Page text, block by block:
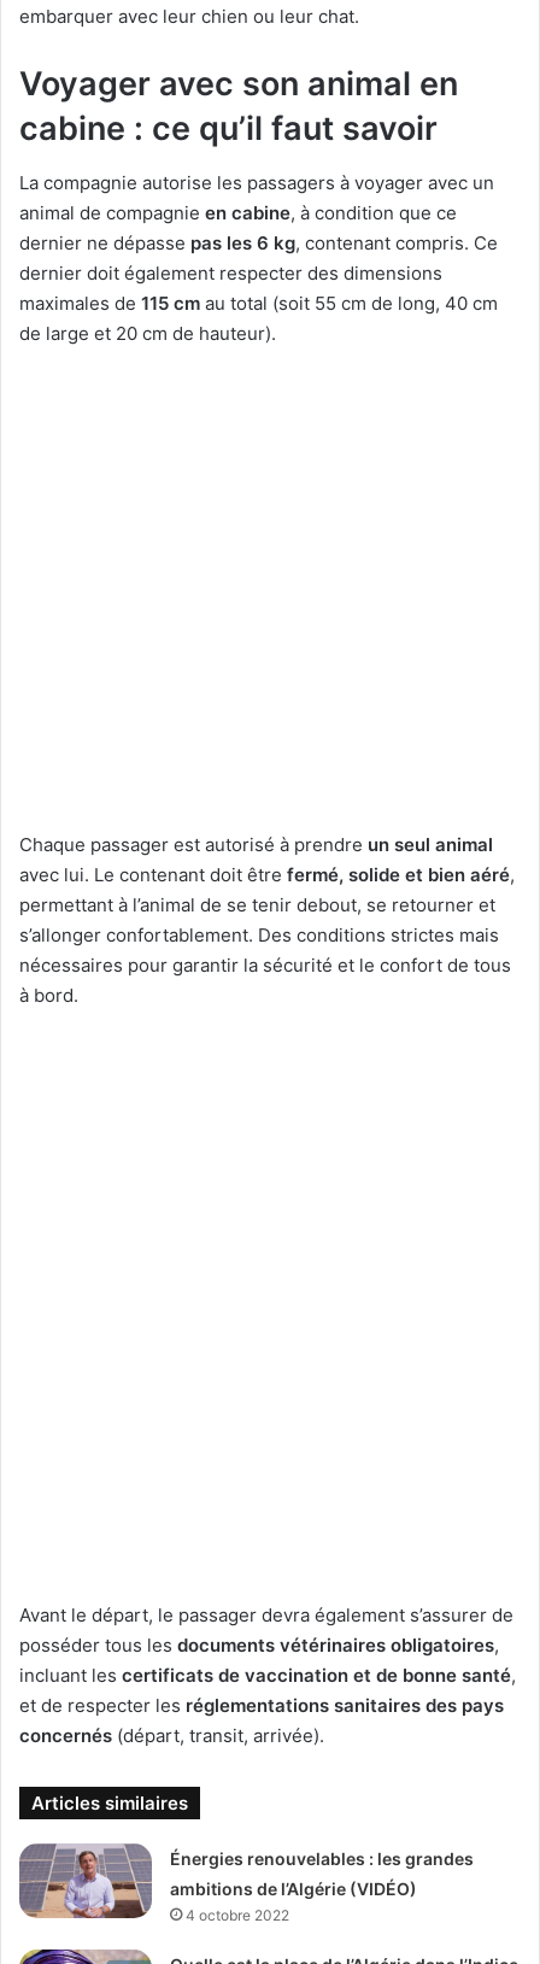
embarquer avec leur chien ou leur chat.
Voyager avec son animal en
cabine : ce qu’il faut savoir
La compagnie autorise les passagers à voyager avec un
animal de compagnie en cabine, à condition que ce
dernier ne dépasse pas les 6 kg, contenant compris. Ce
dernier doit également respecter des dimensions
maximales de 115 cm au total (soit 55 cm de long, 40 cm
de large et 20 cm de hauteur).
Chaque passager est autorisé à prendre un seul animal
avec lui. Le contenant doit être fermé, solide et bien aéré,
permettant à l’animal de se tenir debout, se retourner et
s’allonger confortablement. Des conditions strictes mais
nécessaires pour garantir la sécurité et le confort de tous
à bord.
Avant le départ, le passager devra également s’assurer de
posséder tous les documents vétérinaires obligatoires,
incluant les certificats de vaccination et de bonne santé,
et de respecter les réglementations sanitaires des pays
concernés (départ, transit, arrivée).
Articles similaires
Énergies renouvelables : les grandes
ambitions de l’Algérie (VIDÉO)
4 octobre 2022